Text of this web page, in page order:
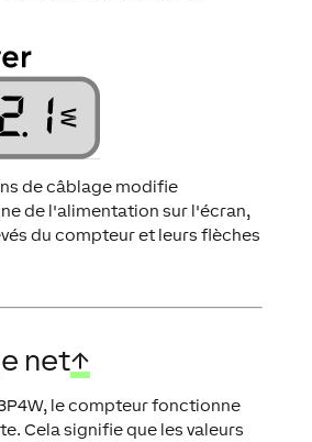
de câblage modifie
de l'alimentation sur l'écran,
du compteur et leurs flèches
net↑
le compteur fonctionne
Cela signifie que les valeurs